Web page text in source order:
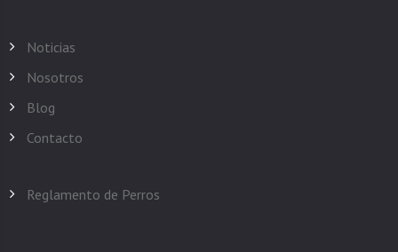
Noticias
Nosotros
Blog
Contacto
Reglamento de Perros